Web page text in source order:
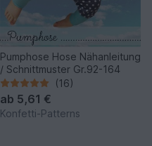
Pumphose Hose Nähanleitung
/ Schnittmuster Gr.92-164
(16)
ab 5,61 €
Konfetti-Patterns